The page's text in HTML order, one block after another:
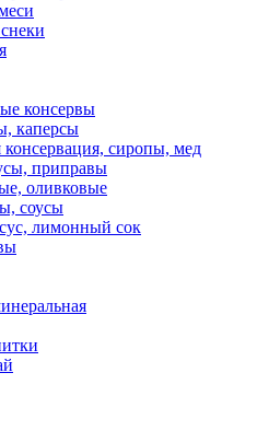
консервы
каперсы
сиропы, мед
приправы
оливковые
соусы
лимонный сок